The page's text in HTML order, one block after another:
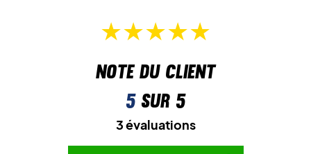
Note du client
5sur 5
3 évaluations